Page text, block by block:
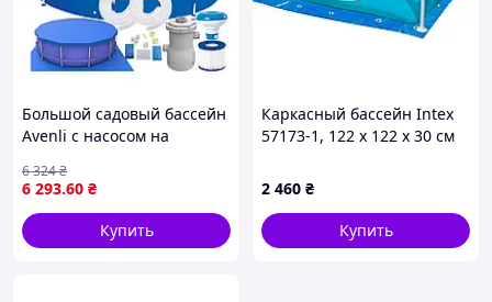
Большой садовый бассейн
Avenli с насосом на
Аксессуары 16in1!
6 293.60 ₴
6 324₴
Купить
Каркасный бассейн Intex
57173-1, 122 х 122 х 30 см
2 460 ₴
Купить